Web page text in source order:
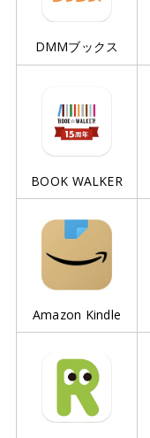
DMMブックス
BOOK WALKER
Amazon Kindle